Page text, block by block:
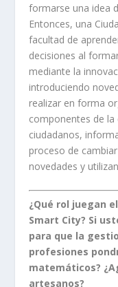
formarse una idea
Entonces, una
facultad de
decisiones al
mediante la
introduciendo
realizar en forma
componentes de la
ciudadanos,
proceso de
novedades y
¿Qué rol juegan
Smart City? Si
para que la
profesiones
matemáticos?
artesanos?